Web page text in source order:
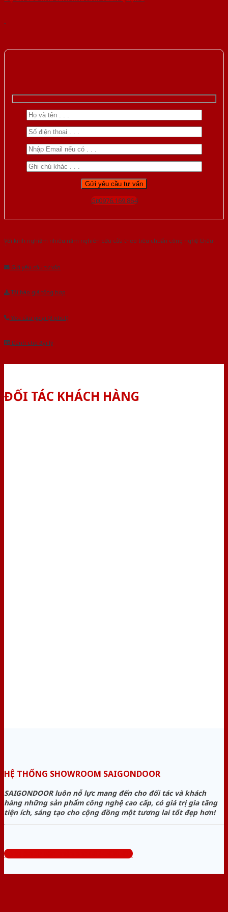
Gọi 0976.169.864
Với kinh nghiệm nhiêu năm nghiên cứu cửa theo tiêu chuẩn công nghệ Châu
Gửi yêu cầu tư vấn
Tải báo giá tổng hợp
Yêu cầu gọi lại (3 phút)
Dành cho đại lý
ĐỐI TÁC KHÁCH HÀNG
HỆ THỐNG SHOWROOM SAIGONDOOR
SAIGONDOOR luôn nỗ lực mang đến cho đối tác và khách
hàng những sản phẩm công nghệ cao cấp, có giá trị gia tăng
tiện ích, sáng tạo cho cộng đồng một tương lai tốt đẹp hơn!
Tổng đài tư vấn miễn phí: 0824.400.400